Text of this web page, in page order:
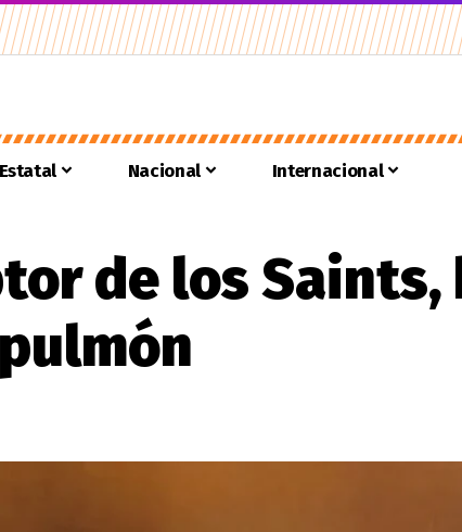
Estatal Nacional Internacional
de los